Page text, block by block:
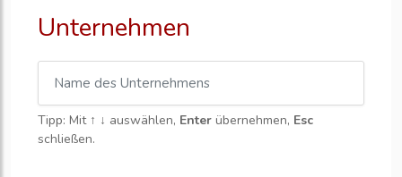
Unternehmen
Tipp: Mit ↑ ↓ auswählen, Enter übernehmen, Esc
schließen.